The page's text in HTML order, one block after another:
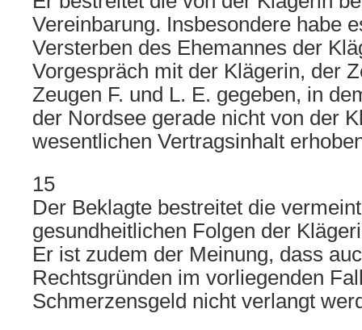
Vereinbarung. Insbesondere habe
Versterben des Ehemannes der
Vorgespräch mit der Klägerin, der
Zeugen F. und L. E. gegeben, in
der Nordsee gerade nicht von der
wesentlichen Vertragsinhalt
15
Der Beklagte bestreitet die
gesundheitlichen Folgen der
Er ist zudem der Meinung, dass
Rechtsgründen im vorliegenden
Schmerzensgeld nicht verlangt